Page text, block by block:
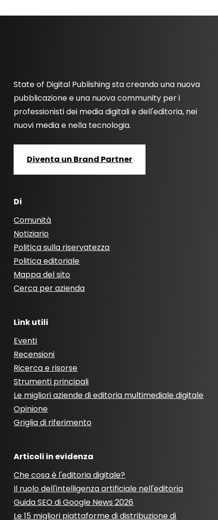
State of Digital Publishing sta creando una nuova
pubblicazione e una nuova community per i
professionisti dei media digitali e dell'editoria, nei
nuovi media e nella tecnologia.
Diventa un Brand Partner
Di
Comunità
Notiziario
Politica sulla riservatezza
Politica editoriale
Mappa del sito
Cerca per azienda
Link utili
Eventi
Recensioni
Ricerca e risorse
Strumenti principali
Le migliori aziende di editoria multimediale digitale
Opinione
Griglia di riferimento
Articoli in evidenza
Che cosa è l'editoria digitale?
Il ruolo dell'intelligenza artificiale nell'editoria
Guida SEO di Google News 2026
Le 15 migliori piattaforme di distribuzione di